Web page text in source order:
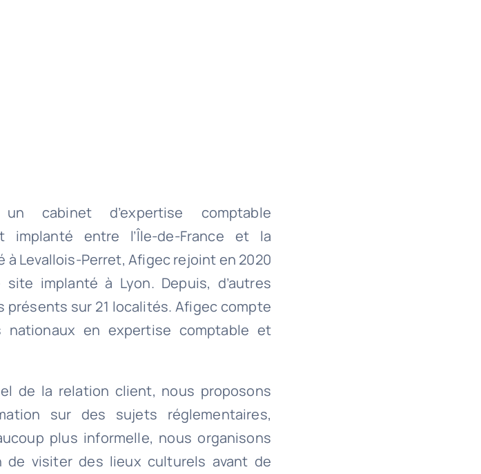
cabinet d’expertise comptable
implanté entre l’Île-de-France et la
Levallois-Perret, Afigec rejoint en 2020
implanté à Lyon. Depuis, d’autres
sur 21 localités. Afigec compte
en expertise comptable et
de la relation client, nous proposons
sur des sujets réglementaires,
plus informelle, nous organisons
de visiter des lieux culturels avant de